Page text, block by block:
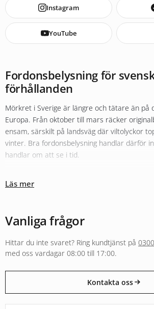
Instagram
YouTube
Fordonsbelysning för
förhållanden
Mörkret i Sverige är längre och tätare än på
Europa. Från oktober till mars räcker
ensam, särskilt på landsväg där viltolyckor
vinter. Bra fordonsbelysning handlar därför
handlar om att se i tid.
konvertering
för bättre färgtemperatur och
sträckor i mörker fyller
funktion än vad originalljuset klarar, både i
Arbetsbelysning och varningsljus följer
till varningsljus på utryckningsfordon.
E-godkänt för väg eller byggt för
Läs mer
Vanliga frågor
Hittar du inte svaret? Ring kundtjänst på
med oss vardagar 08:00 till 17:00.
Kontakta oss